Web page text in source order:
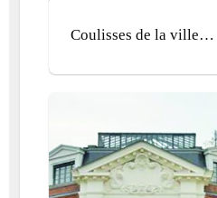
Coulisses de la ville…